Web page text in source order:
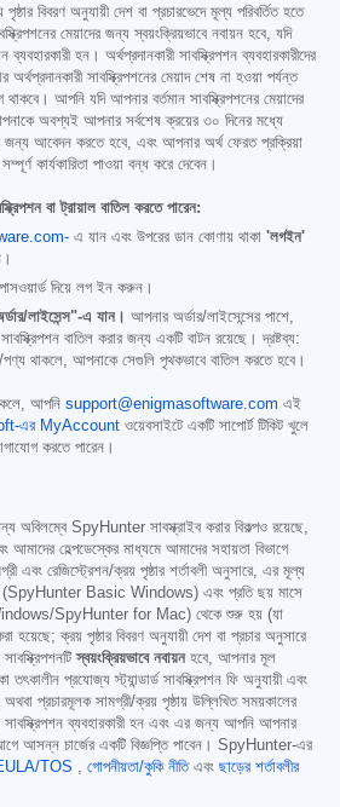
বিবরণ অনুযায়ী দেশ বা প্রচারভেদে মূল্য পরিবর্তিত হতে
মেয়াদের জন্য স্বয়ংক্রিয়ভাবে নবায়ন হবে, যদি
হন। অর্থপ্রদানকারী সাবস্ক্রিপশন ব্যবহারকারীদের
সাবস্ক্রিপশনের মেয়াদ শেষ না হওয়া পর্যন্ত
আপনি যদি আপনার বর্তমান সাবস্ক্রিপশনের মেয়াদের
অবশ্যই আপনার সর্বশেষ ক্রয়ের ৩০ দিনের মধ্যে
জন্য আবেদন করতে হবে, এবং আপনার অর্থ ফেরত প্রক্রিয়া
কার্যকারিতা পাওয়া বন্ধ করে দেবেন।
বা ট্রায়াল বাতিল করতে পারেন:
এ যান এবং উপরের ডান কোণায় থাকা 'লগইন'
দিয়ে লগ ইন করুন।
লাইসেন্স"-এ যান। আপনার অর্ডার/লাইসেন্সের পাশে,
বাতিল করার জন্য একটি বাটন রয়েছে। দ্রষ্টব্য:
থাকলে, আপনাকে সেগুলি পৃথকভাবে বাতিল করতে হবে।
আপনি support@enigmasoftware.com এই
এর MyAccount ওয়েবসাইটে একটি সাপোর্ট টিকিট খুলে
করতে পারেন।
অবিলম্বে SpyHunter সাবস্ক্রাইব করার বিকল্পও রয়েছে,
হেল্পডেস্কের মাধ্যমে আমাদের সহায়তা বিভাগে
এবং রেজিস্ট্রেশন/ক্রয় পৃষ্ঠার শর্তাবলী অনুসারে, এর মূল্য
(SpyHunter Basic Windows) এবং প্রতি ছয় মাসে
SpyHunter for Mac) থেকে শুরু হয় (যা
হয়েছে; ক্রয় পৃষ্ঠার বিবরণ অনুযায়ী দেশ বা প্রচার অনুসারে
স্বয়ংক্রিয়ভাবে নবায়নহবে, আপনার মূল
তৎকালীন প্রযোজ্য স্ট্যান্ডার্ড সাবস্ক্রিপশন ফি অনুযায়ী এবং
প্রচারমূলক সামগ্রী/ক্রয় পৃষ্ঠায় উল্লিখিত সময়কালের
ব্যবহারকারী হন এবং এর জন্য আপনি আপনার
আগে আসন্ন চার্জের একটি বিজ্ঞপ্তি পাবেন। SpyHunter-এর
TOS , গোপনীয়তা/কুকি নীতিএবং ছাড়ের শর্তাবলীর